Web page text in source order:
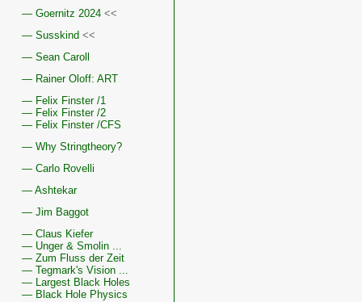
— Goernitz 2024 <<
— Susskind <<
— Sean Caroll
— Rainer Oloff: ART
— Felix Finster /1
— Felix Finster /2
— Felix Finster /CFS
— Why Stringtheory?
— Carlo Rovelli
— Ashtekar
— Jim Baggot
— Claus Kiefer
— Unger & Smolin ...
— Zum Fluss der Zeit
— Tegmark's Vision ...
— Largest Black Holes
— Black Hole Physics